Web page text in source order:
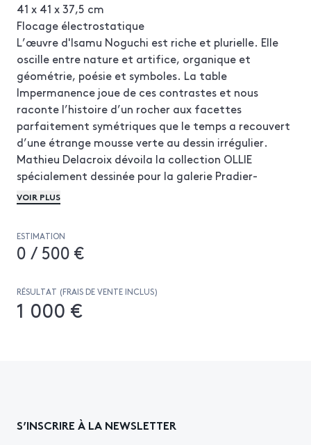
41 x 41 x 37,5 cm
Flocage électrostatique
L’œuvre d'Isamu Noguchi est riche et plurielle. Elle
oscille entre nature et artifice, organique et
géométrie, poésie et symboles. La table
Impermanence joue de ces contrastes et nous
raconte l’histoire d’un rocher aux facettes
parfaitement symétriques que le temps a recouvert
d’une étrange mousse verte au dessin irrégulier.
Mathieu Delacroix dévoila la collection OLLIE
spécialement dessinée pour la galerie Pradier-
Jeauneau lors de la PDW 2024. Cette collection
composée de plusieurs mobiliers et de luminaires fut
d’octobre.
VOIR PLUS
ESTIMATION
0 / 500 €
RÉSULTAT (FRAIS DE VENTE INCLUS)
1 000 €
S’INSCRIRE À LA NEWSLETTER